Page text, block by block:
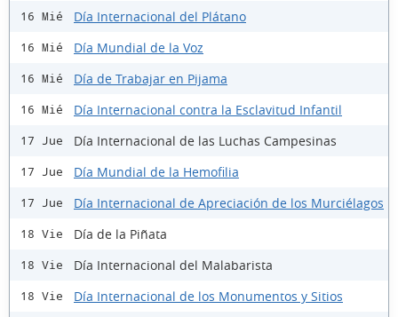
16 Mié Día Internacional del Plátano
16 Mié Día Mundial de la Voz
16 Mié Día de Trabajar en Pijama
16 Mié Día Internacional contra la Esclavitud Infantil
17 Jue Día Internacional de las Luchas Campesinas
17 Jue Día Mundial de la Hemofilia
17 Jue Día Internacional de Apreciación de los Murciélagos
18 Vie Día de la Piñata
18 Vie Día Internacional del Malabarista
18 Vie Día Internacional de los Monumentos y Sitios